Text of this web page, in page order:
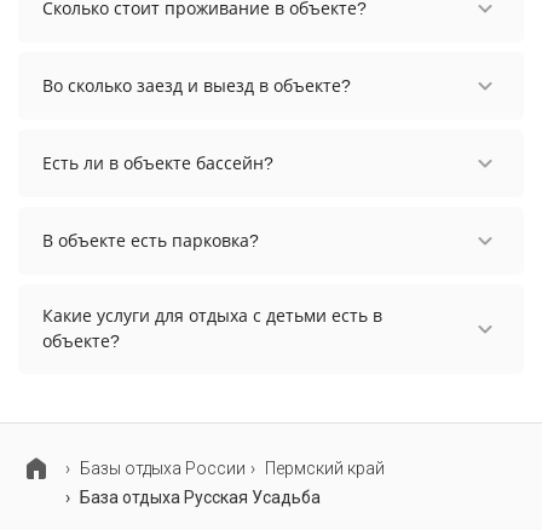
Сколько стоит проживание в объекте?
4800 рублей. Чтобы увидеть актуальные цены на
проживание, выберите нужные даты и
Во сколько заезд и выезд в объекте?
осуществить до 12:00.
Есть ли в объекте бассейн?
В объекте есть парковка?
перед бронированием у менеджера, возможно,
услуга оплачивается отдельно.
Какие услуги для отдыха с детьми есть в
объекте?
Базы отдыха России
Пермский край
База отдыха Русская Усадьба